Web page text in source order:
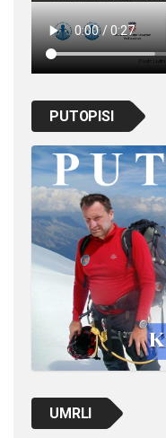
PUTOPISI
UMRLI